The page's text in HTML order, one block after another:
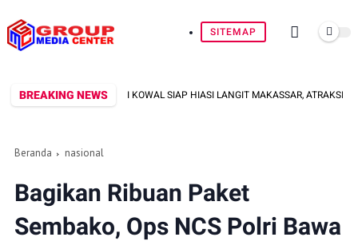
SITEMAP
BREAKING NEWS
DAN SRIKANDI KOWAL SIAP HIASI LANGIT MAKASSAR, ATRAKSI
Beranda nasional
Bagikan Ribuan Paket
Sembako, Ops NCS Polri Bawa